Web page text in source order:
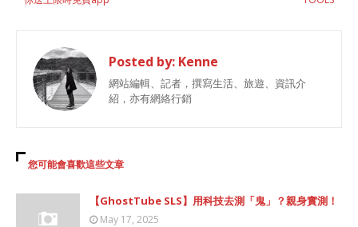
Posted by: Kenne
網站編輯、記者，撰寫生活、旅遊、資訊介
紹，亦有網絡行銷
您可能會喜歡這些文章
【GhostTube SLS】用科技去測「鬼」？親身實測！
May 17, 2025